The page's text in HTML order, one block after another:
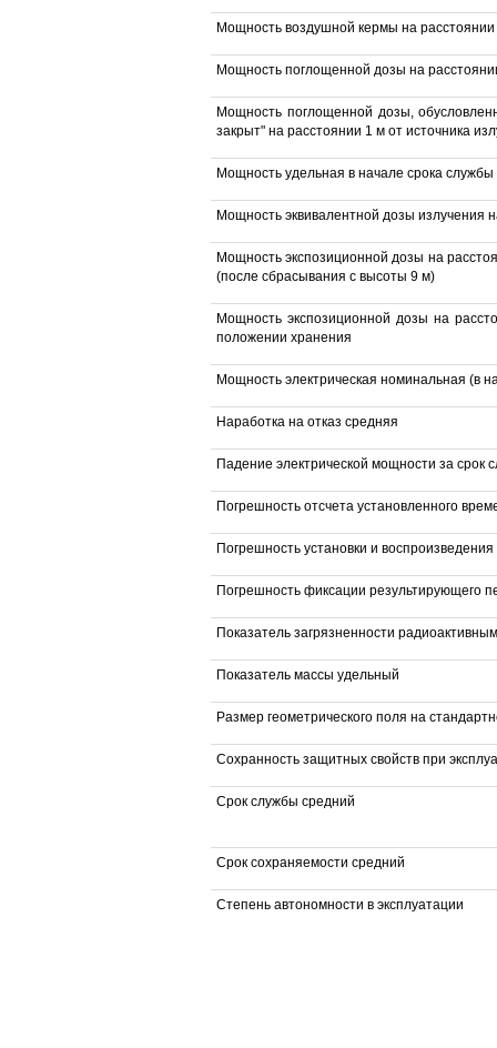
Мощность воздушной кермы на расстоянии
Мощность поглощенной дозы на
Мощность поглощенной дозы,
закрыт" на расстоянии 1 м от источника
Мощность удельная в начале срока службы
Мощность эквивалентной дозы излучения
Мощность экспозиционной дозы на
(после сбрасывания с высоты 9 м)
Мощность экспозиционной дозы на
положении хранения
Мощность электрическая номинальная (в
Наработка на отказ средняя
Падение электрической мощности за срок
Погрешность отсчета установленного
Погрешность установки и
Погрешность фиксации результирующего
Показатель загрязненности
Показатель массы удельный
Размер геометрического поля на
Сохранность защитных свойств при
Срок службы средний
Срок сохраняемости средний
Степень автономности в эксплуатации